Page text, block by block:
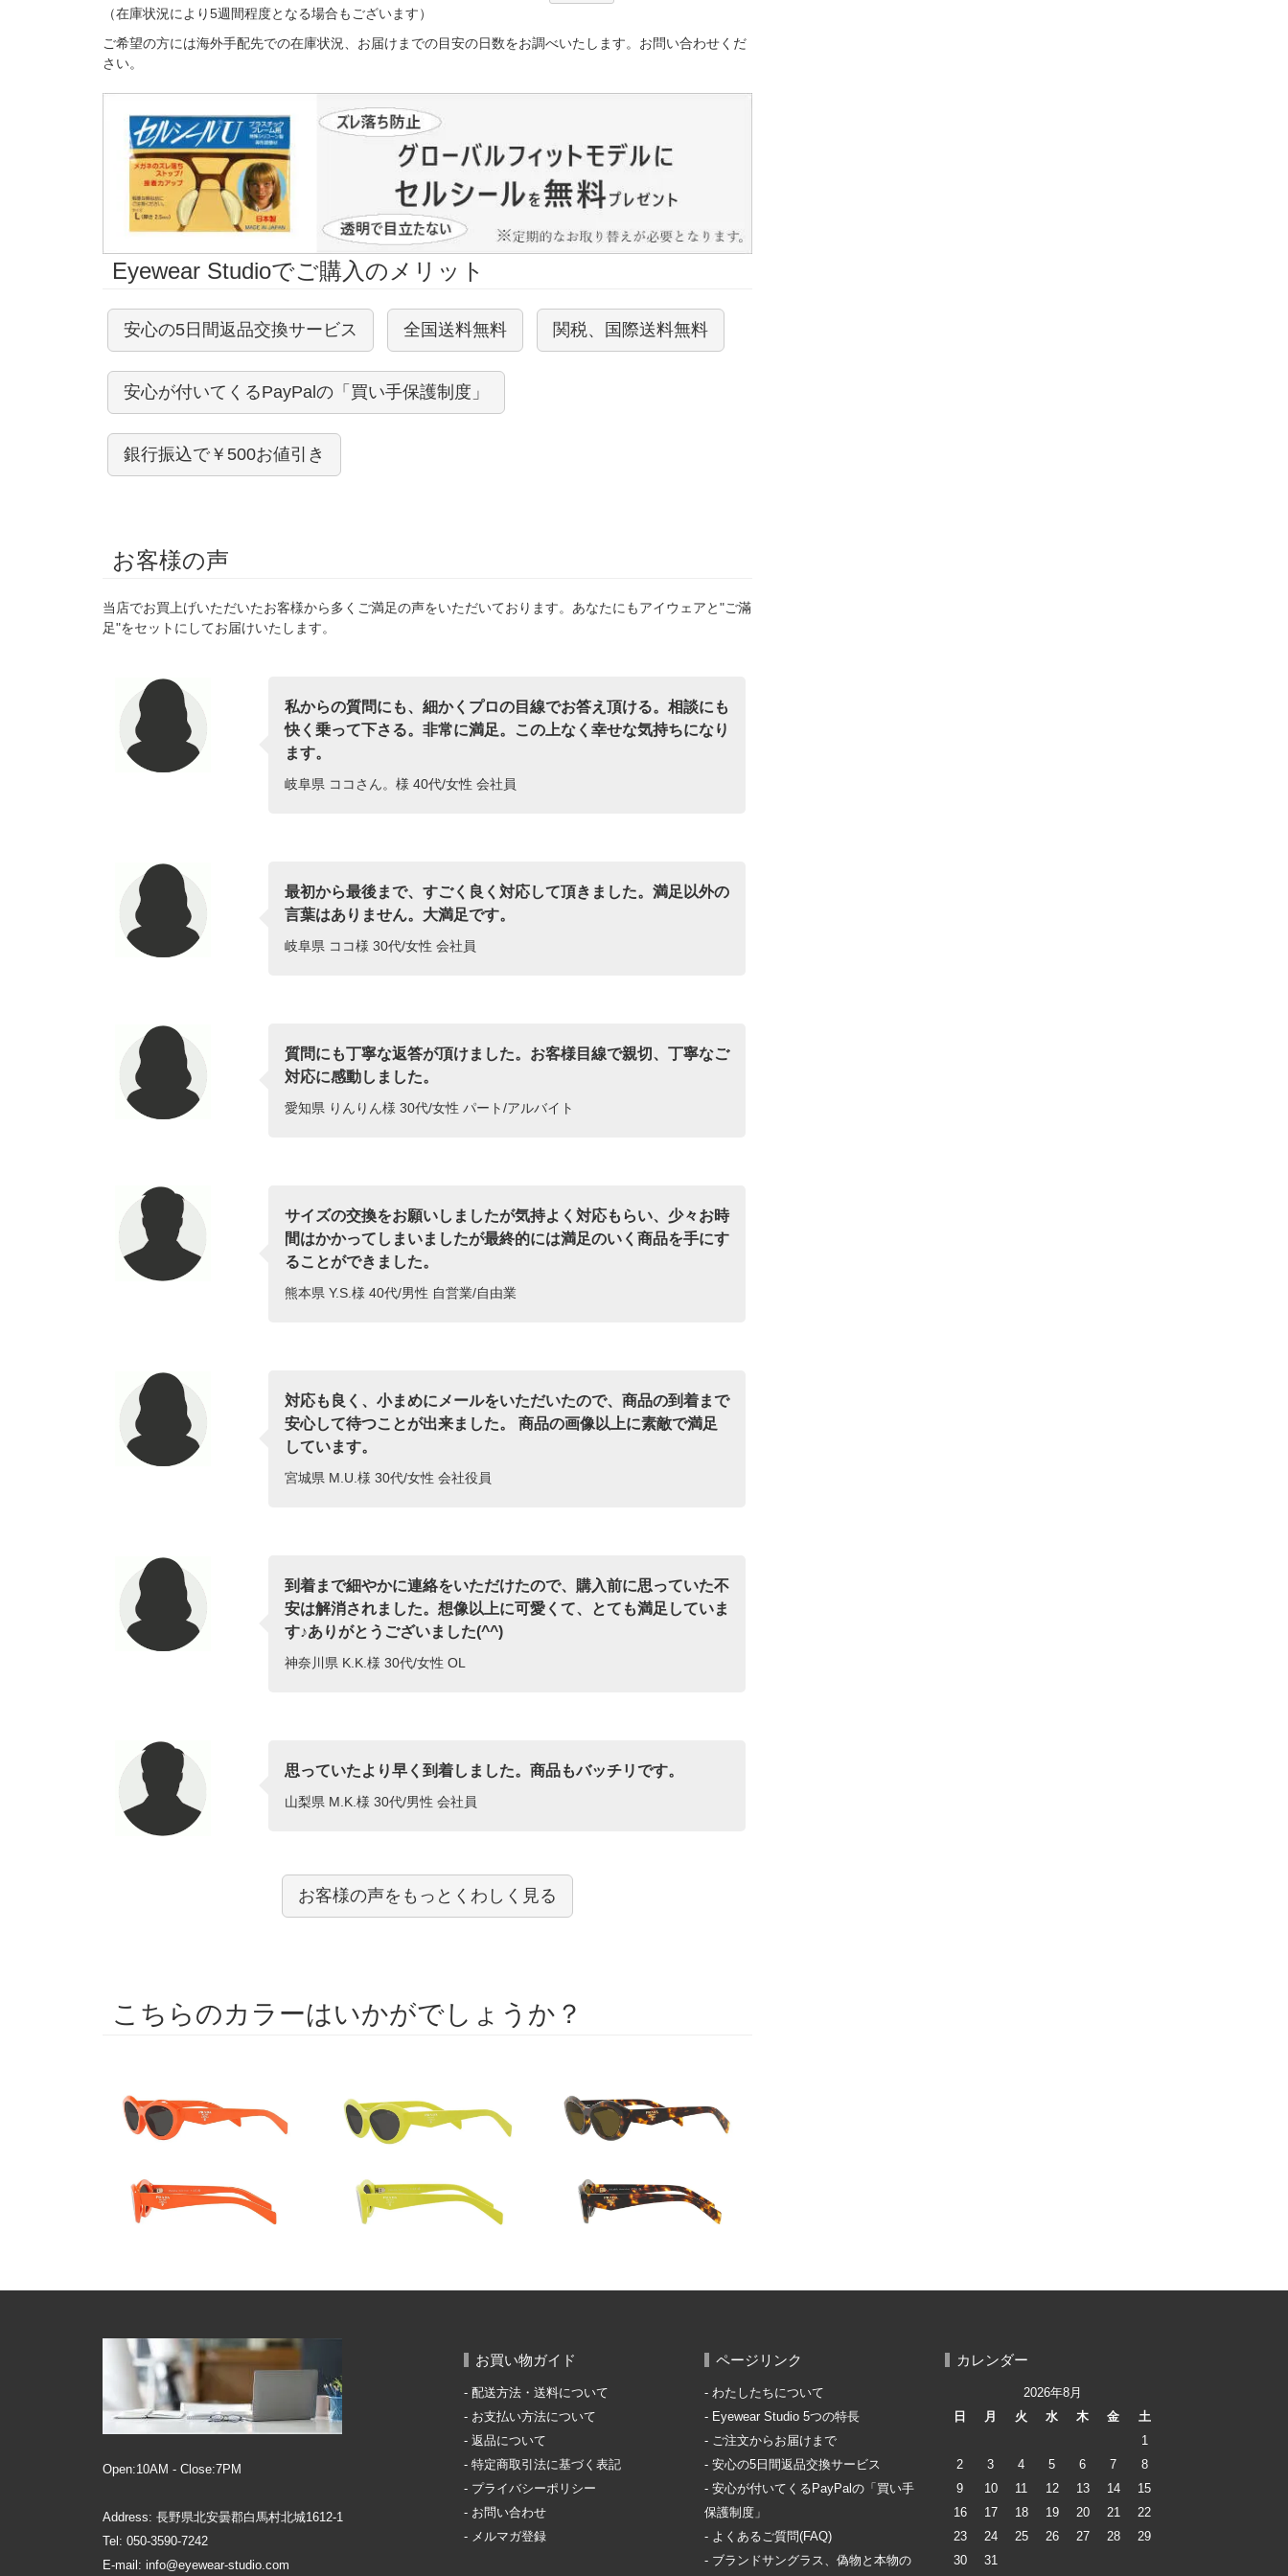
（在庫状況により5週間程度となる場合もございます）
ご希望の方には海外手配先での在庫状況、お届けまでの目安の日数をお調べいたします。お問い合わせくだ
さい。
Eyewear Studioでご購入のメリット
安心の5日間返品交換サービス 全国送料無料 関税、国際送料無料
安心が付いてくるPayPalの「買い手保護制度」
銀行振込で￥500お値引き
お客様の声
当店でお買上げいただいたお客様から多くご満足の声をいただいております。あなたにもアイウェアと"ご滿
足"をセットにしてお届けいたします。
私からの質問にも、細かくプロの目線でお答え頂ける。相談にも
快く乗って下さる。非常に満足。この上なく幸せな気持ちになり
ます。
岐阜県 ココさん。様 40代/女性 会社員
最初から最後まで、すごく良く対応して頂きました。満足以外の
言葉はありません。大満足です。
岐阜県 ココ様 30代/女性 会社員
質問にも丁寧な返答が頂けました。お客様目線で親切、丁寧なご
対応に感動しました。
愛知県 りんりん様 30代/女性 パート/アルバイト
サイズの交換をお願いしましたが気持よく対応もらい、少々お時
間はかかってしまいましたが最終的には満足のいく商品を手にす
ることができました。
熊本県 Y.S.様 40代/男性 自営業/自由業
対応も良く、小まめにメールをいただいたので、商品の到着まで
安心して待つことが出来ました。 商品の画像以上に素敵で満足
しています。
宮城県 M.U.様 30代/女性 会社役員
到着まで細やかに連絡をいただけたので、購入前に思っていた不
安は解消されました。想像以上に可愛くて、とても満足していま
す♪ありがとうございました(^^)
神奈川県 K.K.様 30代/女性 OL
思っていたより早く到着しました。商品もバッチリです。
山梨県 M.K.様 30代/男性 会社員
お客様の声をもっとくわしく見る
こちらのカラーはいかがでしょうか？
Open:10AM - Close:7PM
Address: 長野県北安曇郡白馬村北城1612-1
Tel: 050-3590-7242
E-mail: info@eyewear-studio.com
お買い物ガイド
配送方法・送料について
お支払い方法について
返品について
特定商取引法に基づく表記
プライバシーポリシー
お問い合わせ
メルマガ登録
ページリンク
わたしたちについて
Eyewear Studio 5つの特長
ご注文からお届けまで
安心の5日間返品交換サービス
安心が付いてくるPayPalの「買い手
保護制度」
よくあるご質問(FAQ)
ブランドサングラス、偽物と本物の
カレンダー
2026年8月
日
月 火 水 木 金
土
1
2
3 4 5 6 7
8
9
10 11 12 13 14
15
16
17 18 19 20 21
22
23
24 25 26 27 28
29
30
31